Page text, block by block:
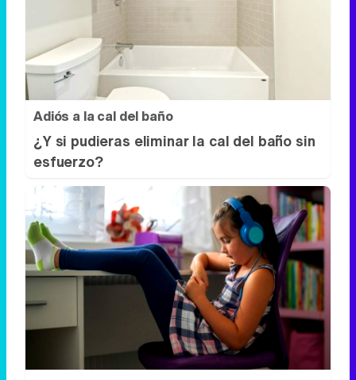
Adiós a la cal del baño
¿Y si pudieras eliminar la cal del baño sin
esfuerzo?